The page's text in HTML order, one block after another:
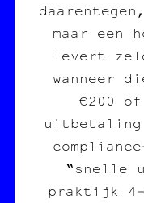
maar
levert
wanneer
€200
uitbetaling
“snelle
praktijk